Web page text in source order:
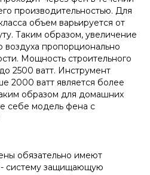
производительностью. Для
объем варьируется от
Таким образом, увеличение
пропорционально
Мощность строительного
2500 ватт. Инструмент
2000 ватт является более
образом для домашних
себе модель фена с
обязательно имеют
- систему защищающую